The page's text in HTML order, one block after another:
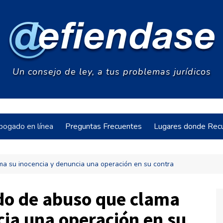
Un consejo de ley, a tus problemas jurídicos
en línea Preguntas Frecuentes Lugares donde
su inocencia y denuncia una operación en su contra
de abuso que clama